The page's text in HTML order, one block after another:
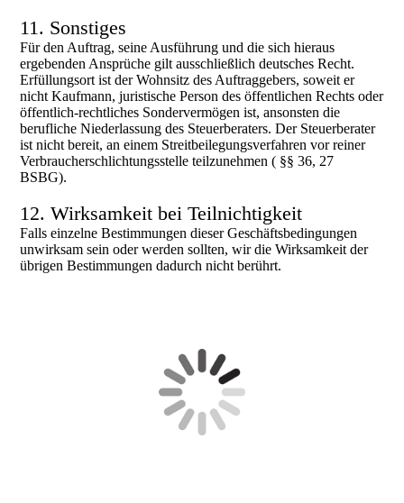
11. Sonstiges
Für den Auftrag, seine Ausführung und die sich hieraus
ergebenden Ansprüche gilt ausschließlich deutsches Recht.
Erfüllungsort ist der Wohnsitz des Auftraggebers, soweit er
nicht Kaufmann, juristische Person des öffentlichen Rechts oder
öffentlich-rechtliches Sondervermögen ist, ansonsten die
berufliche Niederlassung des Steuerberaters. Der Steuerberater
ist nicht bereit, an einem Streitbeilegungsverfahren vor reiner
Verbraucherschlichtungsstelle teilzunehmen ( §§ 36, 27
BSBG).
12. Wirksamkeit bei Teilnichtigkeit
Falls einzelne Bestimmungen dieser Geschäftsbedingungen
unwirksam sein oder werden sollten, wir die Wirksamkeit der
übrigen Bestimmungen dadurch nicht berührt.